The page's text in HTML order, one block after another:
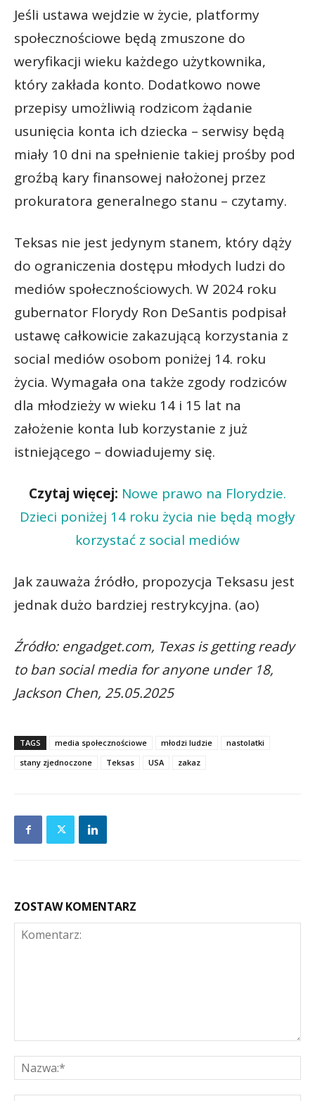
Jeśli ustawa wejdzie w życie, platformy
społecznościowe będą zmuszone do
weryfikacji wieku każdego użytkownika,
który zakłada konto. Dodatkowo nowe
przepisy umożliwią rodzicom żądanie
usunięcia konta ich dziecka – serwisy będą
miały 10 dni na spełnienie takiej prośby pod
groźbą kary finansowej nałożonej przez
prokuratora generalnego stanu – czytamy.
Teksas nie jest jedynym stanem, który dąży
do ograniczenia dostępu młodych ludzi do
mediów społecznościowych. W 2024 roku
gubernator Florydy Ron DeSantis podpisał
ustawę całkowicie zakazującą korzystania z
social mediów osobom poniżej 14. roku
życia. Wymagała ona także zgody rodziców
dla młodzieży w wieku 14 i 15 lat na
założenie konta lub korzystanie z już
istniejącego – dowiadujemy się.
Czytaj więcej: Nowe prawo na Florydzie.
Dzieci poniżej 14 roku życia nie będą mogły
korzystać z social mediów
Jak zauważa źródło, propozycja Teksasu jest
jednak dużo bardziej restrykcyjna. (ao)
Źródło: engadget.com, Texas is getting ready
to ban social media for anyone under 18,
Jackson Chen, 25.05.2025
TAGS media społecznościowe młodzi ludzie
nastolatki
stany zjednoczone
Teksas USA zakaz
ZOSTAW KOMENTARZ